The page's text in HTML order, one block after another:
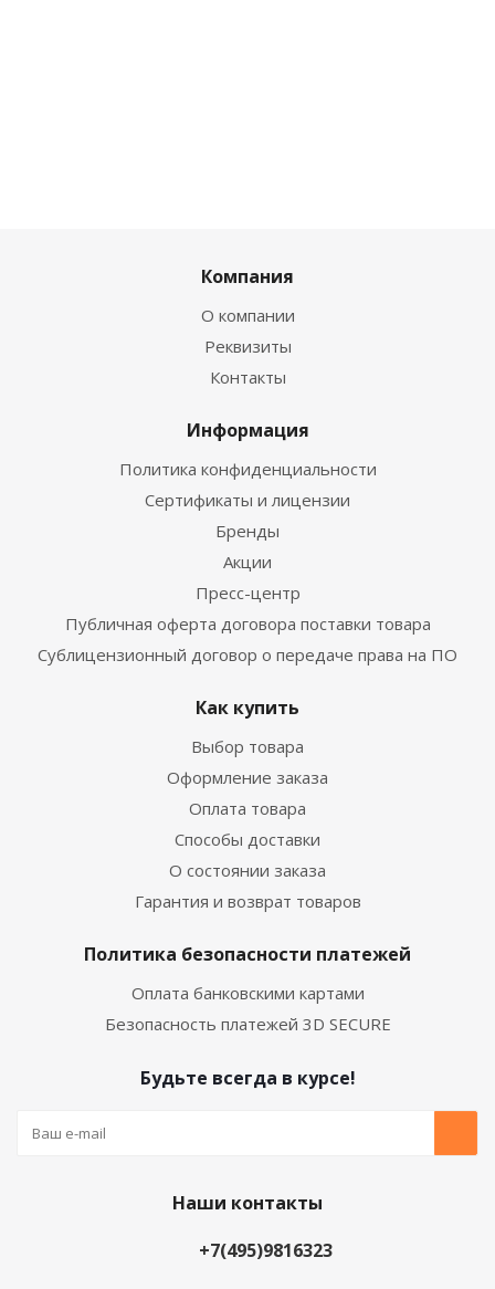
Компания
О компании
Реквизиты
Контакты
Информация
Политика конфиденциальности
Сертификаты и лицензии
Бренды
Акции
Пресс-центр
Публичная оферта договора поставки товара
Сублицензионный договор о передаче права на ПО
Как купить
Выбор товара
Оформление заказа
Оплата товара
Способы доставки
О состоянии заказа
Гарантия и возврат товаров
Политика безопасности платежей
Оплата банковскими картами
Безопасность платежей 3D SECURE
Будьте всегда в курсе!
Наши контакты
+7(495)9816323